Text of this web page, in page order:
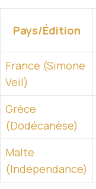
Pays/Édition
France (Simone
Veil)
Grèce
(Dodécanèse)
Malte
(Indépendance)